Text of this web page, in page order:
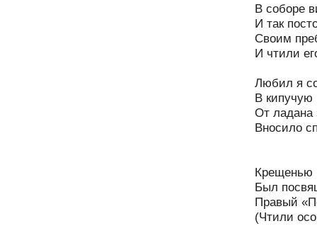
В соборе
И так
Своим
И чтили
Любил я
В кипучую
От ладана
Вносило
Крещенью
Был
Правый
(Чтили